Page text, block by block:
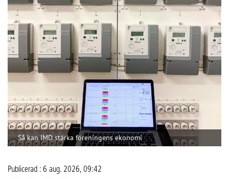
rättvis fördelning mellan hushållen.
CoLin Fastighetsservice har under många år arbetat med
traditionell fastighetsförvaltning med allt från grönyteskötsel
och ronderingar till teknisk support, felanmälan och
brandskyddsarbete. På senare år har stigande
energikostnader och ett ökat fokus på hållbarhet också
gjort energioptimering, solceller och individuell mätning
och debitering (IMD) till en viktigare del av verksamheten.
Företaget har sin bas i Västra Götaland men arbetar
tillsammans med ett brett nätverk av underentreprenörer.
Det gör att CoLin kan hjälpa bostadsrättsföreningar i stora
delar av landet.
Conny Lindskog är vd på CoLin och han beskriver IMD